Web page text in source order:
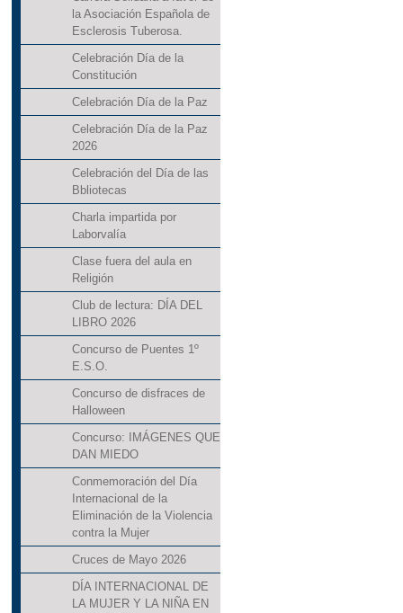
la Asociación Española de
Esclerosis Tuberosa.
Celebración Día de la
Constitución
Celebración Día de la Paz
Celebración Día de la Paz
2026
Celebración del Día de las
Bbliotecas
Charla impartida por
Laborvalía
Clase fuera del aula en
Religión
Club de lectura: DÍA DEL
LIBRO 2026
Concurso de Puentes 1º
E.S.O.
Concurso de disfraces de
Halloween
Concurso: IMÁGENES QUE
DAN MIEDO
Conmemoración del Día
Internacional de la
Eliminación de la Violencia
contra la Mujer
Cruces de Mayo 2026
DÍA INTERNACIONAL DE
LA MUJER Y LA NIÑA EN